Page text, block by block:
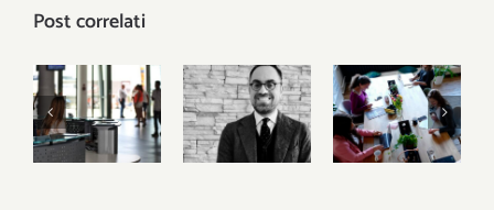
Post correlati
Centri per
l’impiego
al
Dall’articolo
18 alle
grandi
Una
Repubblica
fondata
sul lavoro,